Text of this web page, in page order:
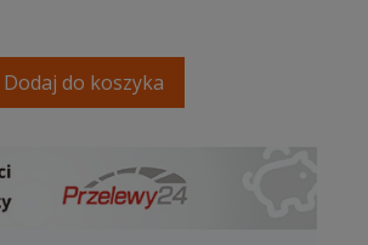
Dodaj do koszyka